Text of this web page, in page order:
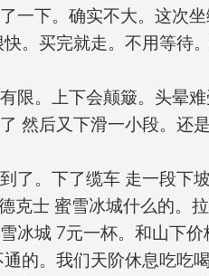
一下。确实不大。这次坐
。买完就走。不用等待
限。上下会颠簸。头晕
然后又下滑一小段。还
了。下了缆车 走一段下
克士 蜜雪冰城什么的。
冰城 7元一杯。和山下
的。我们天阶休息吃吃